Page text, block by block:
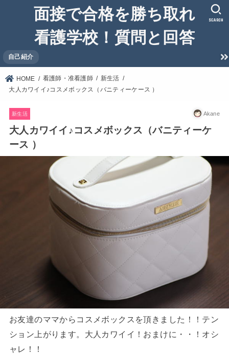
面接で合格を勝ち取れ
看護学校！質問と回答
自己紹介
SEARCH
HOME 看護師・准看護師
新生活
大人カワイイ♪コスメボックス（バニティーケース ）
新生活 Akane
大人カワイイ♪コスメボックス（バニティーケ
ース ）
お友達のママからコスメボックスを頂きました！！テン
ション上がります。大人カワイイ！おまけに・・！オシ
ャレ！！